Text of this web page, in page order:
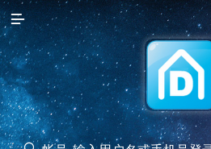

访问电脑版
